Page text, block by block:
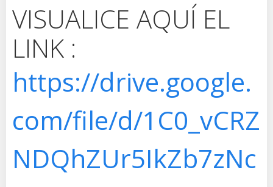
VISUALICE AQUÍ EL
LINK :
https://drive.google.
com/file/d/1C0_vCRZ
NDQhZUr5IkZb7zNc